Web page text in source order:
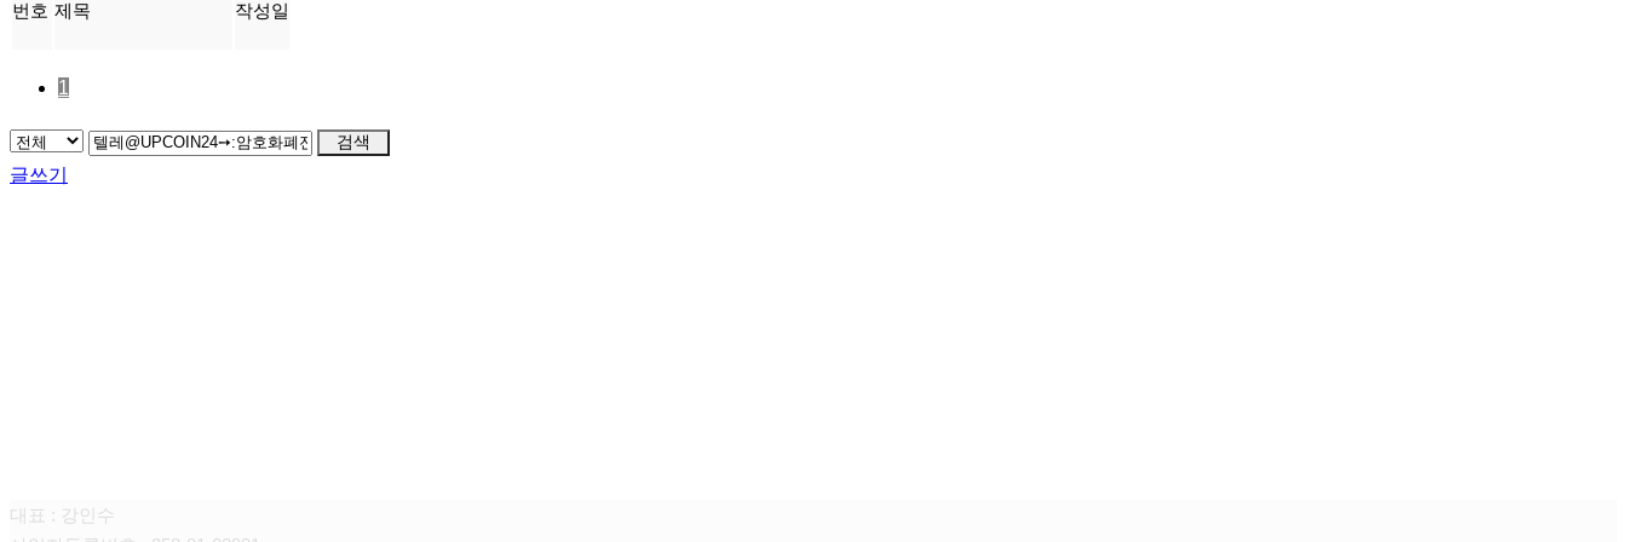
번호 제목 작성일
1
검색
글쓰기
대표 : 강인수